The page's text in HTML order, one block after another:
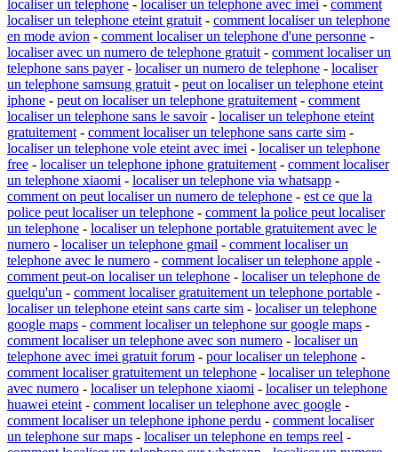
localiser un telephone - localiser un telephone avec imei - comment
localiser un telephone eteint gratuit - comment localiser un telephone
en mode avion - comment localiser un telephone d'une personne -
localiser avec un numero de telephone gratuit - comment localiser un
telephone sans payer- localiser un numero de telephone - localiser
un telephone samsung gratuit - peut on localiser un telephone eteint
iphone - peut on localiser un telephone gratuitement - comment
localiser un telephone sans le savoir- localiser un telephone eteint
gratuitement - comment localiser un telephone sans carte sim -
localiser un telephone vole eteint avec imei - localiser un telephone
free - localiser un telephone iphone gratuitement - comment localiser
un telephone xiaomi - localiser un telephone via whatsapp -
comment on peut localiser un numero de telephone - est ce que la
police peut localiser un telephone - comment la police peut localiser
un telephone - localiser un telephone portable gratuitement avec le
numero - localiser un telephone gmail - comment localiser un
telephone avec le numero - comment localiser un telephone apple -
comment peut-on localiser un telephone - localiser un telephone de
quelqu'un - comment localiser gratuitement un telephone portable -
localiser un telephone eteint sans carte sim - localiser un telephone
google maps - comment localiser un telephone sur google maps -
comment localiser un telephone avec son numero - localiser un
telephone avec imei gratuit forum - pour localiser un telephone -
comment localiser gratuitement un telephone - localiser un telephone
avec numero - localiser un telephone xiaomi - localiser un telephone
huawei eteint - comment localiser un telephone avec google -
comment localiser un telephone iphone perdu - comment localiser
un telephone sur maps - localiser un telephone en temps reel -